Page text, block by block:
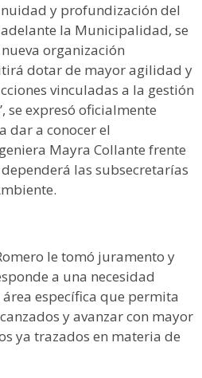
y profundización del
la Municipalidad, se
organización
dotar de mayor agilidad y
vinculadas a la gestión
se expresó oficialmente
dar a conocer el
Mayra Collante frente
las subsecretarías
le tomó juramento y
a una necesidad
específica que permita
y avanzar con mayor
ya trazados en materia de